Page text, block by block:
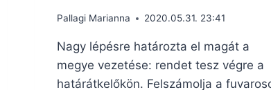
Pallagi Marianna 2020.05.31. 23:41
Nagy lépésre határozta el magát a
megye vezetése: rendet tesz végre a
határátkelőkön. Felszámolja a